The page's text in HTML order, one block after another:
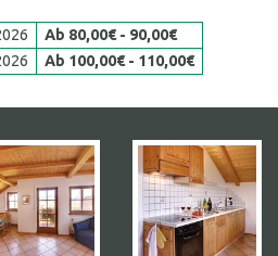
Ab 80,00€ - 90,00€
Ab 100,00€ - 110,00€